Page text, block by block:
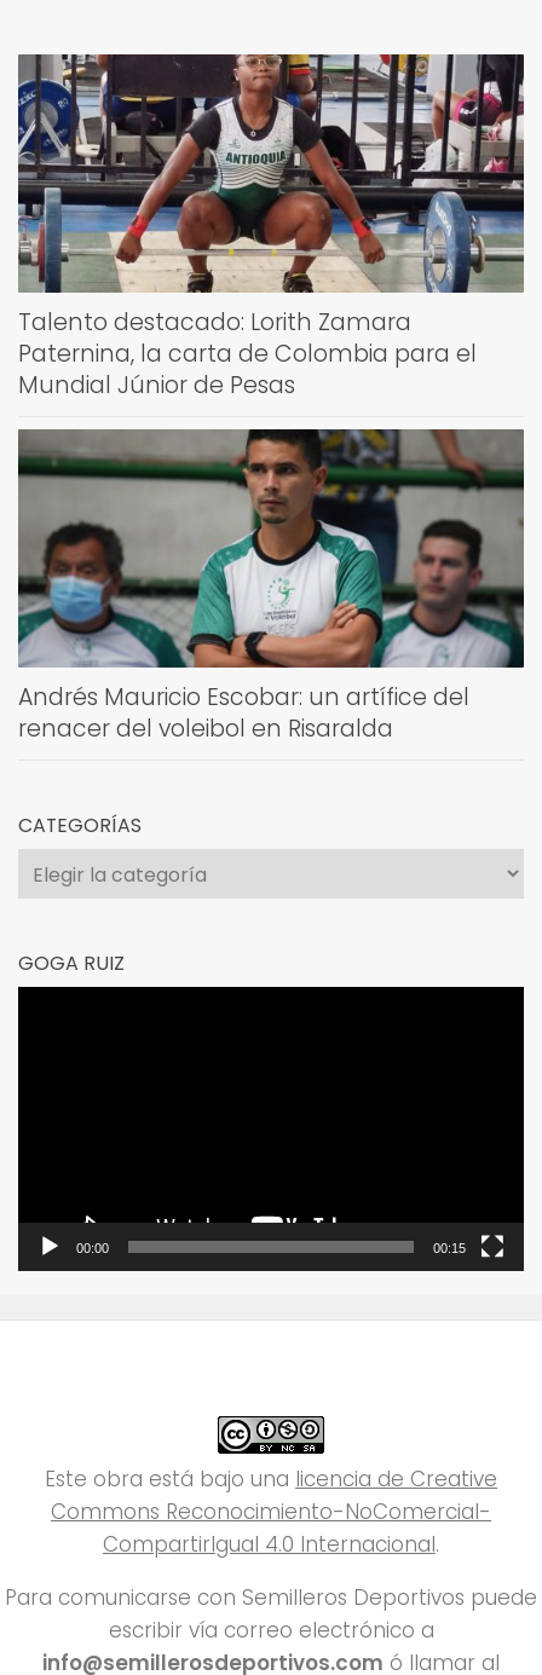
Talento destacado: Lorith Zamara
Paternina, la carta de Colombia para el
Mundial Júnior de Pesas
Andrés Mauricio Escobar: un artífice del
renacer del voleibol en Risaralda
CATEGORÍAS
Categorías
GOGA RUIZ
00:00 00:15
Este obra está bajo una licencia de Creative
Commons Reconocimiento-NoComercial-
CompartirIgual 4.0 Internacional.
Para comunicarse con Semilleros Deportivos puede
escribir vía correo electrónico a
info@semillerosdeportivos.com ó llamar al